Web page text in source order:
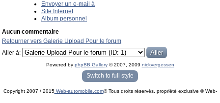
Envoyer un e-mail à
Site Internet
Album personnel
Aucun commentaire
Retourner vers Galerie Upload Pour le forum
Aller à:
Powered by phpBB Gallery© 2007, 2009 nickvergessen
« phpBB Gallery » - Traduction française par
darky
Switch to full style
Copyright 2007 / 2015Web-automobile.com® Tous droits réservés, propriété exclusive © Web-